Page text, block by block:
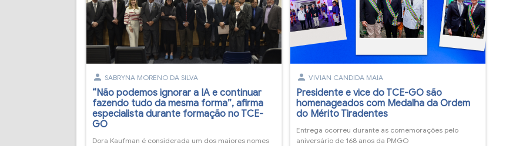
person SABRYNA MORENO DA SILVA
“Não podemos ignorar a IA e continuar
fazendo tudo da mesma forma”, afirma
especialista durante formação no TCE-
GO
Dora Kaufman é considerada um dos maiores nomes
person VIVIAN CANDIDA MAIA
Presidente e vice do TCE-GO são
homenageados com Medalha da Ordem
do Mérito Tiradentes
Entrega ocorreu durante as comemorações pelo
aniversário de 168 anos da PMGO